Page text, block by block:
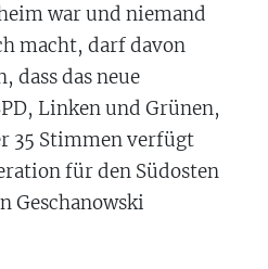
war und niemand
macht, darf davon
dass das neue
Linken und Grünen,
35 Stimmen verfügt
für den Südosten
Geschanowski